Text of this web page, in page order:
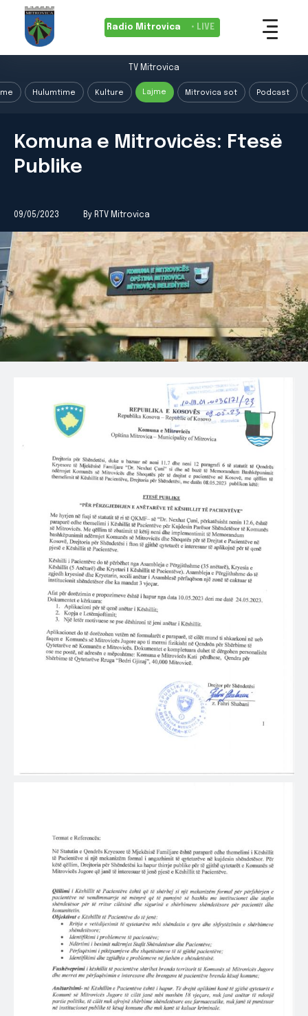
Radio Mitrovica • LIVE
TV Mitrovica
Hulumtime Kulture Lajme Mitrovica sot Podcast
Komuna e Mitrovicës: Ftesë
Publike
09/05/2023 By RTV Mitrovica